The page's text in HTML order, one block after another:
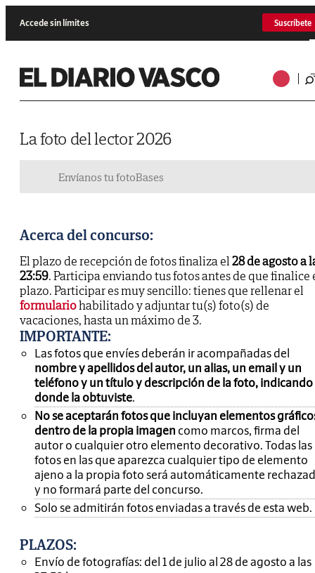
Accede sin límites Suscríbete
La foto del lector 2026
Envíanos tu fotoBases
Acerca del concurso:
El plazo de recepción de fotos finaliza el28 de agosto a
23:59. Participa enviando tus fotos antes de que finalice
plazo. Participar es muy sencillo: tienes que rellenar el
formulariohabilitado y adjuntar tu(s) foto(s) de
vacaciones, hasta un máximo de 3.
IMPORTANTE:
Las fotos que envíes deberán ir acompañadas del
nombre y apellidos del autor, un alias, un email y un
teléfono y un título y descripción de la foto, indicando
donde la obtuviste.
No se aceptarán fotos que incluyan elementos
dentro de la propia imagen como marcos, firma del
autor o cualquier otro elemento decorativo. Todas las
fotos en las que aparezca cualquier tipo de elemento
ajeno a la propia foto será automáticamente
y no formará parte del concurso.
Solo se admitirán fotos enviadas a través de esta web.
PLAZOS:
Envío de fotografías: del 1 de julio al 28 de agosto a las